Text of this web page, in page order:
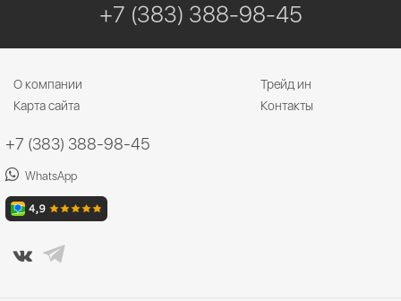
+7 (383) 388-98-45
О компании
Трейд ин
Карта сайта
Контакты
+7 (383) 388-98-45
WhatsApp